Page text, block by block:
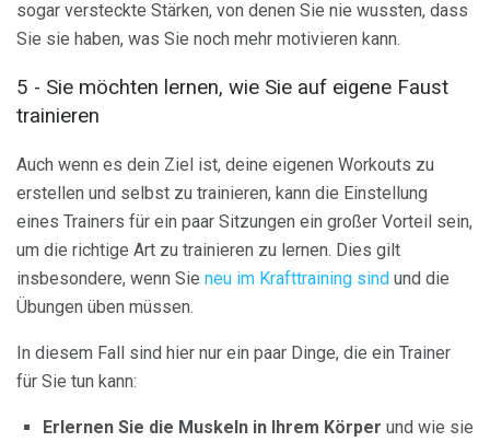
sogar versteckte Stärken, von denen Sie nie wussten, dass
Sie sie haben, was Sie noch mehr motivieren kann.
5 - Sie möchten lernen, wie Sie auf eigene Faust
trainieren
Auch wenn es dein Ziel ist, deine eigenen Workouts zu
erstellen und selbst zu trainieren, kann die Einstellung
eines Trainers für ein paar Sitzungen ein großer Vorteil sein,
um die richtige Art zu trainieren zu lernen. Dies gilt
insbesondere, wenn Sie neu im Krafttraining sind und die
Übungen üben müssen.
In diesem Fall sind hier nur ein paar Dinge, die ein Trainer
für Sie tun kann:
Erlernen Sie die Muskeln in Ihrem Körper und wie sie